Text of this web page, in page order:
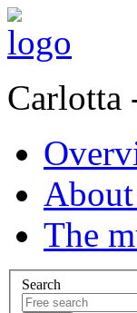
Carlotta
The
Search